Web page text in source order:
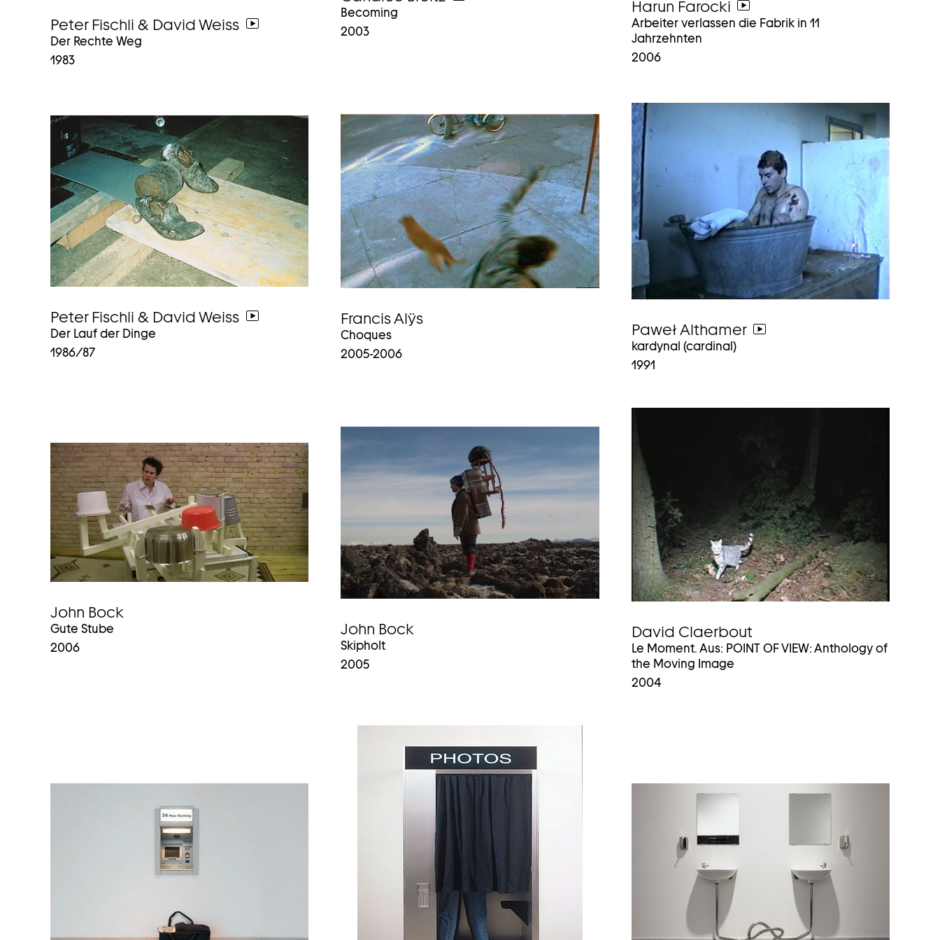
Peter Fischli & David Weiss
weiter
zum
video
Der Rechte Weg
1983
zum
video
Becoming
2003
Harun Farocki
weiter
zum
video
Arbeiter verlassen die Fabrik in 11
Jahrzehnten
2006
Peter Fischli & David Weiss
weiter
zum
video
Der Lauf der Dinge
1986/87
Francis Alÿs
Choques
2005-2006
Paweł Althamer
weiter
zum
video
kardynal (cardinal)
1991
John Bock
Gute Stube
2006
John Bock
Skipholt
2005
David Claerbout
Le Moment. Aus: POINT OF VIEW: Anthology of
the Moving Image
2004